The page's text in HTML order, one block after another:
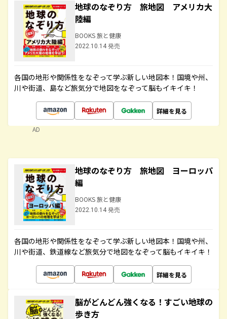
地球のなぞり方 旅地図 アメリカ大
陸編
BOOKS 旅と健康
2022.10.14 発売
各国の地形や関係性をなぞって学ぶ新しい地図本！国境や州、
川や街道、島など旅気分で地図をなぞって脳もイキイキ！
詳細を見る
AD
地球のなぞり方 旅地図 ヨーロッパ
編
BOOKS 旅と健康
2022.10.14 発売
各国の地形や関係性をなぞって学ぶ新しい地図本！国境や州、
川や街道、鉄道線など旅気分で地図をなぞって脳もイキイキ！
詳細を見る
脳がどんどん強くなる！すごい地球の
歩き方